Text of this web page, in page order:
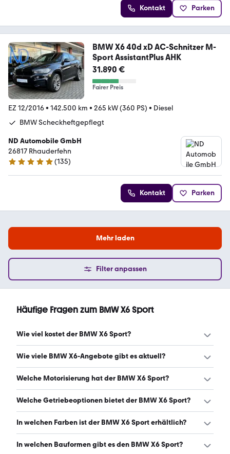
Kontakt Parken
BMW X6 40d xD AC-Schnitzer M-
Sport AssistantPlus AHK
31.890 €
Fairer Preis
EZ 12/2016• 142.500 km • 265 kW (360 PS) • Diesel
BMW Scheckheftgepflegt
ND Automobile GmbH
26817 Rhauderfehn
5 Sterne
(135)
Kontakt Parken
Mehr laden
Filter anpassen
Häufige Fragen zum BMW X6 Sport
Wie viel kostet der BMW X6 Sport?
Ein guter Preis für einen BMW X6 Sport liegt zwischen
€ monatlich. (Stand: 9.8.2026)
Wie viele BMW X6-Angebote gibt es aktuell?
Es gibt insgesamt 911 BMW X6 bei mobile.de, davon 844
Welche Motorisierung hat der BMW X6 Sport?
Der BMW X6 Sport hat Leistungen zwischen 265 und 381
Welche Getriebeoptionen bietet der BMW X6 Sport?
Der BMW X6 Sport ist mit automatischem, manuellem und
In welchen Farben ist der BMW X6 Sport erhältlich?
Den BMW X6 Sport gibt es in folgenden Farben: schwarz,
In welchen Bauformen gibt es den BMW X6 Sport?